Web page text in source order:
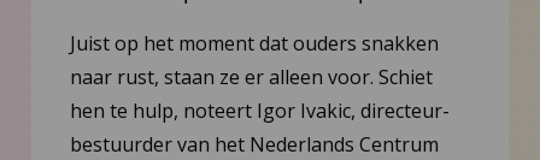
Juist op het moment dat ouders snakken
naar rust, staan ze er alleen voor. Schiet
hen te hulp, noteert Igor Ivakic, directeur-
bestuurder van het Nederlands Centrum